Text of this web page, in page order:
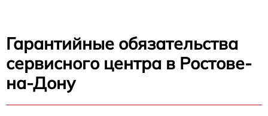
Гарантийные обязательства
сервисного центра в Ростове-
на-Дону